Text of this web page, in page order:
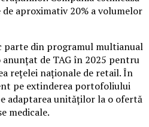
aproximativ 20% a volumelor
parte din programul multianual
de TAG în 2025 pentru
rețelei naționale de retail. În
pe extinderea portofoliului
adaptarea unităților la o ofertă
medicale.